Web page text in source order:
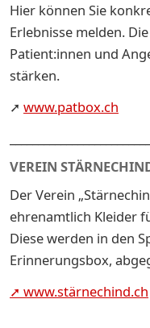
Hier können Sie
Erlebnisse melden.
Patient:innen und
stärken.
➚ www.patbox.ch
VEREIN
Der Verein
ehrenamtlich Kleider
Diese werden in den
Erinnerungsbox,
➚ www.stärnechind.ch